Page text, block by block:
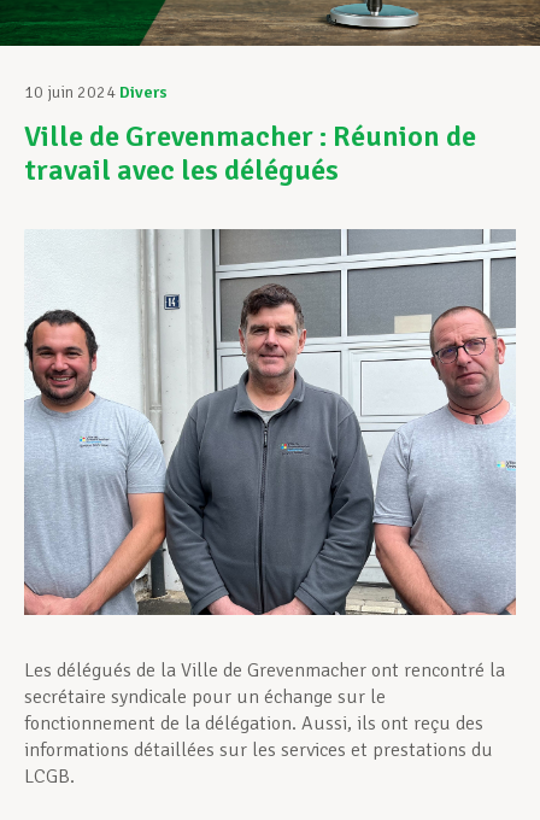
Assistance au Travail
Vos droits
Assistance en vie privée
Développement professionnel
Devenir Membre
Actualités
10 juin 2024 Divers
Ville de Grevenmacher : Réunion de
travail avec les délégués
Les délégués de la Ville de Grevenmacher ont rencontré la
secrétaire syndicale pour un échange sur le
fonctionnement de la délégation. Aussi, ils ont reçu des
informations détaillées sur les services et prestations du
LCGB.